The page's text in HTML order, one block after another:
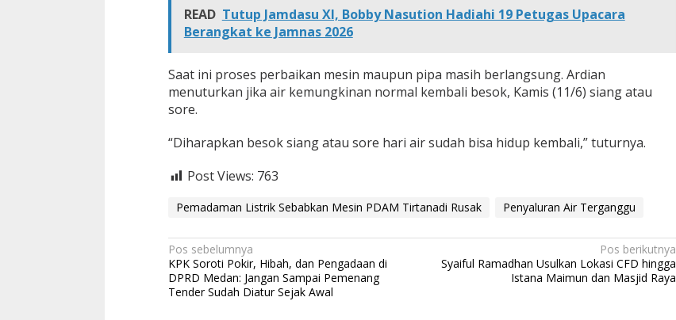
READ Tutup Jamdasu XI, Bobby Nasution Hadiahi 19 Petugas Upacara
Berangkat ke Jamnas 2026
Saat ini proses perbaikan mesin maupun pipa masih berlangsung. Ardian
menuturkan jika air kemungkinan normal kembali besok, Kamis (11/6) siang atau
sore.
“Diharapkan besok siang atau sore hari air sudah bisa hidup kembali,” tuturnya.
Post Views: 763
Pemadaman Listrik Sebabkan Mesin PDAM Tirtanadi Rusak Penyaluran Air Terganggu
N
a
v
Pos sebelumnya
KPK Soroti Pokir, Hibah, dan Pengadaan di
DPRD Medan: Jangan Sampai Pemenang
Tender Sudah Diatur Sejak Awal
Pos berikutnya
Syaiful Ramadhan Usulkan Lokasi CFD hingga
Istana Maimun dan Masjid Raya